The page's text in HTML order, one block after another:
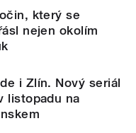
který se
nejen okolím
i Zlín. Nový seriál
listopadu na